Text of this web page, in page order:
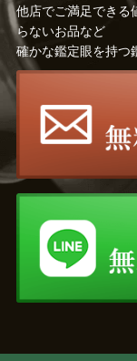
他店でご満足できる
らないお品など
確かな鑑定眼を持つ